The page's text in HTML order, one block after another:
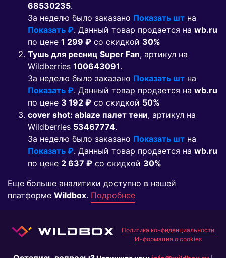
68530235.
За неделю было заказано Показать шт на
Показать ₽. Данный товар продается на wb.ru
по цене 1 299 ₽ co скидкой 30%
Тушь для ресниц Super Fan, артикул на
Wildberries 100643091.
За неделю было заказано Показать шт на
Показать ₽. Данный товар продается на wb.ru
по цене 3 192 ₽ co скидкой 50%
cover shot: ablaze палет тени, артикул на
Wildberries 53467774.
За неделю было заказано Показать шт на
Показать ₽. Данный товар продается на wb.ru
по цене 2 637 ₽ co скидкой 30%
Еще больше аналитики доступно в нашей
платформе Wildbox. Подробнее
Политика конфиденциальности
Информация о cookies